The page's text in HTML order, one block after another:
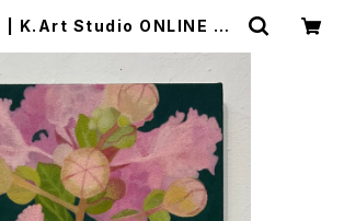
| K.Art Studio ONLINE ST